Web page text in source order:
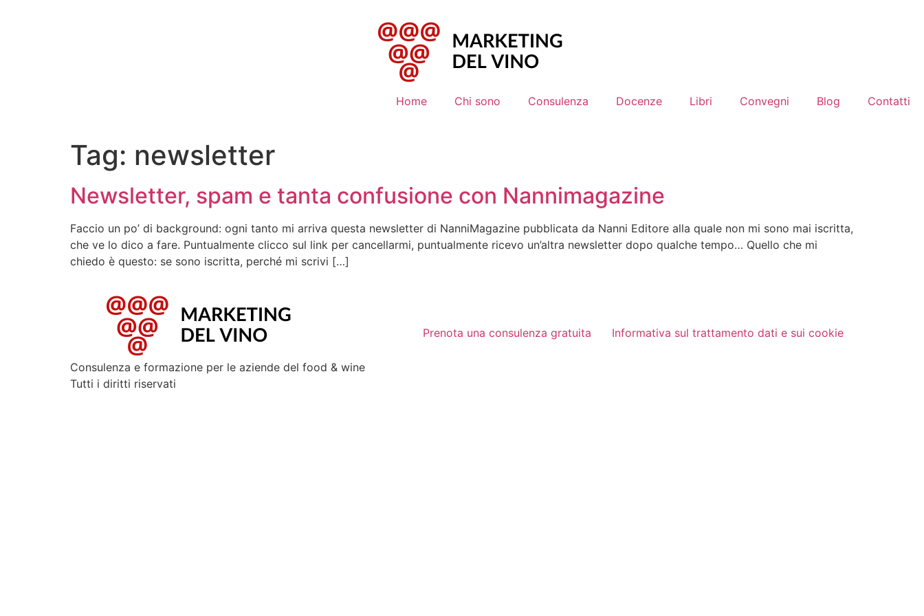
Home Chi sono Consulenza Docenze Libri Convegni Blog Contatti
Tag: newsletter
Newsletter, spam e tanta confusione con Nannimagazine
Faccio un po’ di background: ogni tanto mi arriva questa newsletter di NanniMagazine pubblicata da Nanni Editore alla quale non mi sono mai iscritta,
che ve lo dico a fare. Puntualmente clicco sul link per cancellarmi, puntualmente ricevo un’altra newsletter dopo qualche tempo… Quello che mi
chiedo è questo: se sono iscritta, perché mi scrivi […]
Consulenza e formazione per le aziende del food & wine
Prenota una consulenza gratuita Informativa sul trattamento dati e sui cookie
Tutti i diritti riservati